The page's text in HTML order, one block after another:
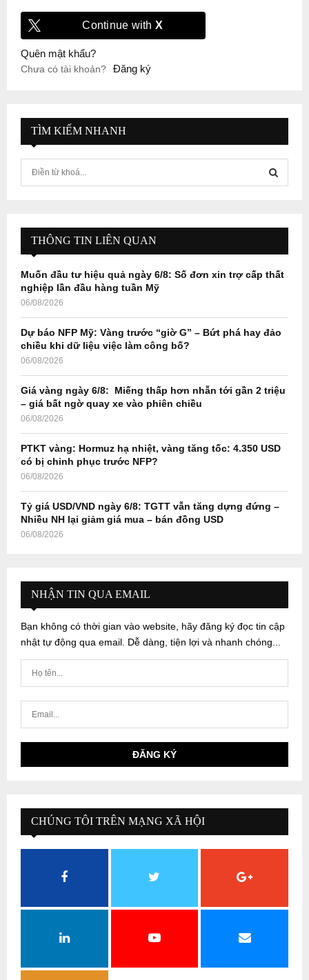
Continue with X
Quên mật khẩu?
Chưa có tài khoản? Đăng ký
TÌM KIẾM NHANH
f
r
E
A
H
THÔNG TIN LIÊN QUAN
Muốn đầu tư hiệu quả ngày 6/8: Số đơn xin trợ cấp thất
nghiệp lần đầu hàng tuần Mỹ
06/08/2026
Dự báo NFP Mỹ: Vàng trước “giờ G” – Bứt phá hay đảo
chiều khi dữ liệu việc làm công bố?
06/08/2026
Giá vàng ngày 6/8: Miếng thấp hơn nhẫn tới gần 2 triệu
– giá bất ngờ quay xe vào phiên chiều
06/08/2026
PTKT vàng: Hormuz hạ nhiệt, vàng tăng tốc: 4.350 USD
có bị chinh phục trước NFP?
06/08/2026
Tỷ giá USD/VND ngày 6/8: TGTT vẫn tăng dựng đứng –
Nhiều NH lại giảm giá mua – bán đồng USD
06/08/2026
NHẬN TIN QUA EMAIL
Bạn không có thời gian vào website, hãy đăng ký đọc tin cập
nhật tự động qua email. Dễ dàng, tiện lợi và nhanh chóng...
CHÚNG TÔI TRÊN MẠNG XÃ HỘI